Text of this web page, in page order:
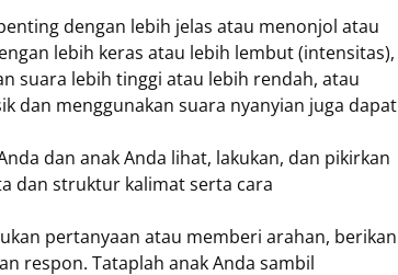
dengan lebih jelas atau menonjol atau
lebih keras atau lebih lembut (intensitas),
suara lebih tinggi atau lebih rendah, atau
dan menggunakan suara nyanyian juga dapat
dan anak Anda lihat, lakukan, dan pikirkan
dan struktur kalimat serta cara
pertanyaan atau memberi arahan, berikan
respon. Tataplah anak Anda sambil